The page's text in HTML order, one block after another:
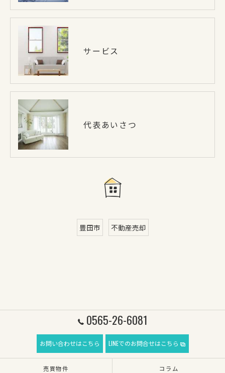
サービス
代表あいさつ
豊田市 不動産売却
0565-26-6081
お問い合わせはこちら LINEでのお問合せはこちら
売買物件 コラム